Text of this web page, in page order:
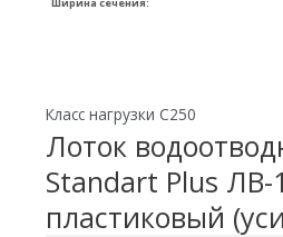
Класс нагрузки C250
Лоток
Standart Plus
пластиковый